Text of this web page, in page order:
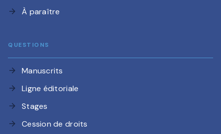
arrow_forward À paraître
QUESTIONS
arrow_forward Manuscrits
arrow_forward Ligne éditoriale
arrow_forward Stages
arrow_forward Cession de droits